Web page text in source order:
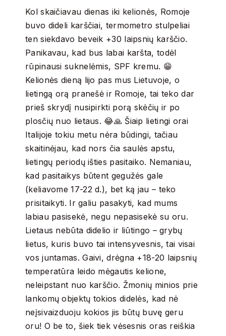
Kol skaičiavau dienas iki kelionės, Romoje
buvo dideli karščiai, termometro stulpeliai
ten siekdavo beveik +30 laipsnių karščio.
Panikavau, kad bus labai karšta, todėl
rūpinausi suknelėmis, SPF kremu. 😁
Kelionės dieną lijo pas mus Lietuvoje, o
lietingą orą pranešė ir Romoje, tai teko dar
prieš skrydį nusipirkti porą skėčių ir po
plosčių nuo lietaus. 😂🙏 Šiaip lietingi orai
Italijoje tokiu metu nėra būdingi, tačiau
skaitinėjau, kad nors čia saulės apstu,
lietingų periodų išties pasitaiko. Nemaniau,
kad pasitaikys būtent gegužės gale
(keliavome 17-22 d.), bet ką jau – teko
prisitaikyti. Ir galiu pasakyti, kad mums
labiau pasisekė, negu nepasisekė su oru.
Lietaus nebūta didelio ir liūtingo – grybų
lietus, kuris buvo tai intensyvesnis, tai visai
vos juntamas. Gaivi, drėgna +18-20 laipsnių
temperatūra leido mėgautis kelione,
neleipstant nuo karščio. Žmonių minios prie
lankomų objektų tokios didelės, kad nė
neįsivaizduoju kokios jis būtų buvę geru
oru! O be to, šiek tiek vėsesnis oras reiškia